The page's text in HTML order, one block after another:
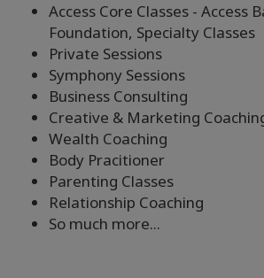
Access Core Classes - Access
Foundation, Specialty Classes
Private Sessions
Symphony Sessions
Business Consulting
Creative & Marketing
Wealth Coaching
Body Pracitioner
Parenting Classes
Relationship Coaching
So much more...